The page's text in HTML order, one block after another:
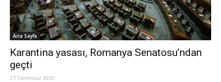
Ana Sayfa
Karantina yasası, Romanya Senatosu’ndan
geçti
17 Temmuz 2020